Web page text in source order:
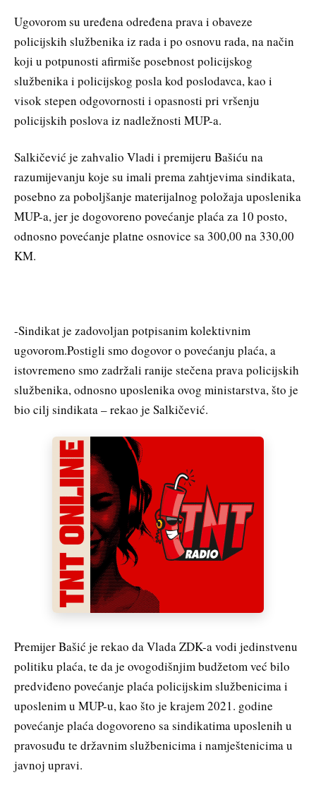
Ugovorom su uređena određena prava i obaveze
policijskih službenika iz rada i po osnovu rada, na način
koji u potpunosti afirmiše posebnost policijskog
službenika i policijskog posla kod poslodavca, kao i
visok stepen odgovornosti i opasnosti pri vršenju
policijskih poslova iz nadležnosti MUP-a.
Salkičević je zahvalio Vladi i premijeru Bašiću na
razumijevanju koje su imali prema zahtjevima sindikata,
posebno za poboljšanje materijalnog položaja uposlenika
MUP-a, jer je dogovoreno povećanje plaća za 10 posto,
odnosno povećanje platne osnovice sa 300,00 na 330,00
KM.
-Sindikat je zadovoljan potpisanim kolektivnim
ugovorom.Postigli smo dogovor o povećanju plaća, a
istovremeno smo zadržali ranije stečena prava policijskih
službenika, odnosno uposlenika ovog ministarstva, što je
bio cilj sindikata – rekao je Salkičević.
Premijer Bašić je rekao da Vlada ZDK-a vodi jedinstvenu
politiku plaća, te da je ovogodišnjim budžetom već bilo
predviđeno povećanje plaća policijskim službenicima i
uposlenim u MUP-u, kao što je krajem 2021. godine
povećanje plaća dogovoreno sa sindikatima uposlenih u
pravosuđu te državnim službenicima i namještenicima u
javnoj upravi.